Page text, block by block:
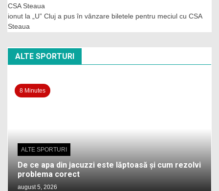
CSA Steaua
ionut la
„U” Cluj a pus în vânzare biletele pentru meciul cu CSA
Steaua
ALTE SPORTURI
8 Minutes
ALTE SPORTURI
De ce apa din jacuzzi este lăptoasă și cum rezolvi
problema corect
august 5, 2026